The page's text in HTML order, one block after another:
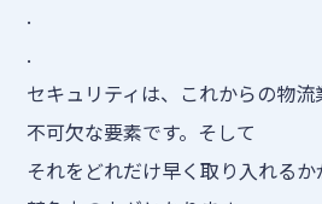
.
.
セキュリティは、これからの物流
不可欠な要素です。そして
それをどれだけ早く取り入れるか